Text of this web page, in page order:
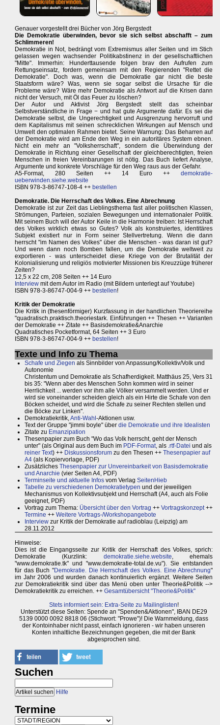
Genauer vorgestellt drei Bücher von Jörg Bergstedt
Die Demokratie überwinden, bevor sie sich selbst abschafft – zum
Schlimmeren!
Demokratie in Not, bedrängt vom Extremismus aller Seiten und im Stich
gelassen wegen wachsender Politikabstinenz in der gesellschaftlichen
"Mitte". Immerhin: Hunderttausende folgen brav den Aufrufen zum
Rettungseinsatz, fordern gemeinsam mit den Regierenden "Rettet die
Demokratie". Doch was, wenn die Demokratie gar nicht die beste
Staatsform wäre? Was, wenn sie sogar selbst die Ursache für die
Probleme wäre? Wäre mehr Demokratie als Antwort auf die Krisen dann
nicht der Versuch, mit Öl das Feuer zu löschen?
Der Autor und Aktivist Jörg Bergstedt stellt das scheinbar
Selbstverständliche in Frage − und hat gute Argumente dafür. Es sei die
Demokratie selbst, die Ungerechtigkeit und Ausgrenzung hervorruft und
dem Kapitalismus mit seinen schrecklichen Wirkungen auf Mensch und
Umwelt den optimalen Rahmen bietet. Seine Warnung: Das Beharren auf
der Demokratie wird am Ende den Weg in ein autoritäres System ebnen.
Nicht ein mehr an "Volksherrschaft", sondern die Überwindung der
Demokratie in Richtung einer Gesellschaft der gleichberechtigten, freien
Menschen in freien Vereinbarungen ist nötig. Das Buch liefert Analyse,
Argumente und konkrete Vorschläge für den Weg raus aus der Gefahr.
A5-Format, 280 Seiten ++ 14 Euro ++demokratie-
ueberwinden.siehe.website
ISBN 978-3-86747-108-4 ++ bestellen
Demokratie. Die Herrschaft des Volkes. Eine Abrechnung
Demokratie ist zur Zeit das Lieblingsthema fast aller politischen Klassen,
Strömungen, Parteien, sozialen Bewegungen und internationaler Politik.
Mit seinem Buch will der Autor Keile in die Harmonie treiben: Ist Herrschaft
des Volkes wirklich etwas so Gutes? Volk als konstruiertes, identitäres
Subjekt existiert nur in Form seiner Stellvertretung. Wenn die dann
herrscht "im Namen des Volkes" über die Menschen - was daran ist gut?
Und wenn dann noch Bomben fallen, um die Demokratie weltweit zu
exportieren - was unterscheidet diese Kriege von der Brutalität der
Kolonialisierung und religiös motivierter Missionen bis Kreuzzüge früherer
Zeiten?
12,5 x 22 cm, 208 Seiten ++ 14 Euro
Interview mit dem Autor im Radio (mit Bildern unterlegt auf Youtube)
ISBN 978-3-86747-004-9 ++ bestellen!
Kritik der Demokratie
Die Kritik in (thesenförmiger) Kurzfassung in der handlichen Theoriereihe
"quadratisch.praktisch.theoriestark. Einführungen ++ Thesen ++ Varianten
der Demokratie ++ Zitate ++ Basisdemokratie&Anarchie
Quadratisches Pocketformat, 64 Seiten ++ 3 Euro
ISBN 978-3-86747-004-9 ++ bestellen!
Texte und Info zu Thema
Schafe und Ziegen als Sinnbilder von Anpassung/Kollektiv/Volk und
Autonomie
Christentum und Demokratie als Schafherdigkeit. Matthäus 25, Vers 31
bis 35: "Wenn aber des Menschen Sohn kommen wird in seiner
Herrlichkeit ... werden vor ihm alle Völker versammelt werden. Und er
wird sie voneinander scheiden gleich als ein Hirte die Schafe von den
Böcken scheidet, und wird die Schafe zu seiner Rechten stellen und
die Böcke zur Linken".
Demokratiekritik,Anti-Wahl -Aktionen usw.
Text der Gruppe "jimmi boyle" über die Demokratie und ihre Idealisten
Zitate zu Emanzipation
Thesenpapier zum Buch "Wo das Volk herrscht, geht der Mensch
unter" (als Original aus dem Buch im PDF-Format, als .rtf-Datei und als
reiner Text) ++ Diskussionsforum zu den Thesen ++ Thesenpapier auf
A4 (als Kopiervorlage, PDF)
Zusätzliches Thesenpapier zur Unvereinbarkeit von Basisdemokratie
und Anarchie (vier Seiten A4, PDF)
Terminseite und aktuelle Infos vom Verlag SeitenHieb
Tabelle zu verschiedenen Demokratietypen und der jeweiligen
Mechanismus von Kollektivsubjekt und Herrschaft (A4, auch als Folie
geeignet, PDF)
Vortrag zum Thema: Übersicht über den Vortrag ++ Vortragskonzept++
Termine ++ Weitere Vortrags-/Workshopangebote
Interview zur Kritik der Demokratie auf radioblau (Leipzig) am
28.11.2012
Hinweise:
Dies ist die Eingangsseite zur Kritik der Herrschaft des Volkes, sprich:
Demokratie (Kurzlink: demokratie.siehe.website, ehemals
"www.demokratie.tk" und "www.demokratie-total.de.vu"). Sie entstanden
für das Buch "Demokratie. Die Herrschaft des Volkes. Eine Abrechnung"
im Jahr 2006 und wurden danach kontinuierlich ergänzt. Weitere Seiten
zur Demokratiekritik sind über das Menü oben unter Theorie&Politik -->
Demokratiekritik zu erreichen. ++ Gesamtübersicht "Theorie&Politik"
Stets informiert sein: Extra-Seite zu Mailinglisten!
Unterstützt diese Seiten: Spende an "Spenden&Aktionen", IBAN DE29
5139 0000 0092 8818 06 (Stichwort: "Prowe")! Die Warnmeldung, dass
der Kontoinhaber nicht passt, einfach ignorieren - wir haben unseren
Konten inhaltliche Bezeichnungen gegeben, die mit der Bank
abgesprochen sind.
Suchen
Hilfe
Termine